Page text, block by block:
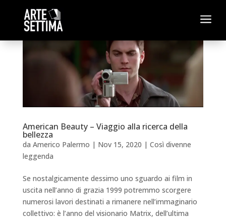
a
American Beauty – Viaggio alla ricerca della
bellezza
da Americo Palermo | Nov 15, 2020 | Così divenne
leggenda
Se nostalgicamente dessimo uno sguardo ai film in
uscita nell’anno di grazia 1999 potremmo scorgere
numerosi lavori destinati a rimanere nell’immaginario
collettivo: è l’anno del visionario Matrix, dell’ultima